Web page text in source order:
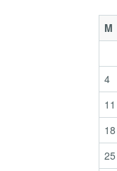
M
4
11
18
25